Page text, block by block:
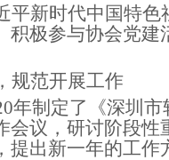
平新时代中国特
积极参与协会党
规范开展工作
年制定了《深圳
会议，研讨阶段
提出新一年的工作